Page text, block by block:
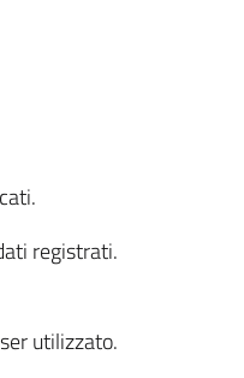
registrati.
utilizzato.